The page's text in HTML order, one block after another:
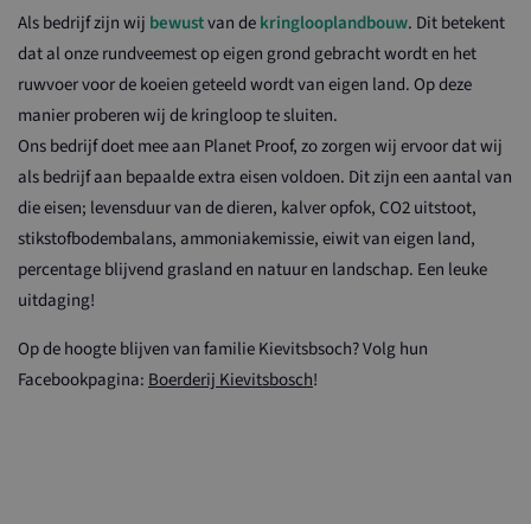
Als bedrijf zijn wij bewustvan dekringlooplandbouw. Dit betekent
dat al onze rundveemest op eigen grond gebracht wordt en het
ruwvoer voor de koeien geteeld wordt van eigen land. Op deze
manier proberen wij de kringloop te sluiten.
Ons bedrijf doet mee aan Planet Proof, zo zorgen wij ervoor dat wij
als bedrijf aan bepaalde extra eisen voldoen. Dit zijn een aantal van
die eisen; levensduur van de dieren, kalver opfok, CO2 uitstoot,
stikstofbodembalans, ammoniakemissie, eiwit van eigen land,
percentage blijvend grasland en natuur en landschap. Een leuke
uitdaging!
Op de hoogte blijven van familie Kievitsbsoch? Volg hun
Facebookpagina: Boerderij Kievitsbosch!